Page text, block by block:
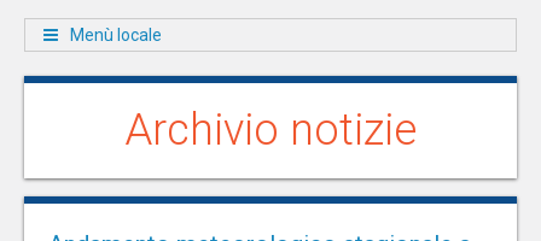
Menù locale
Archivio notizie